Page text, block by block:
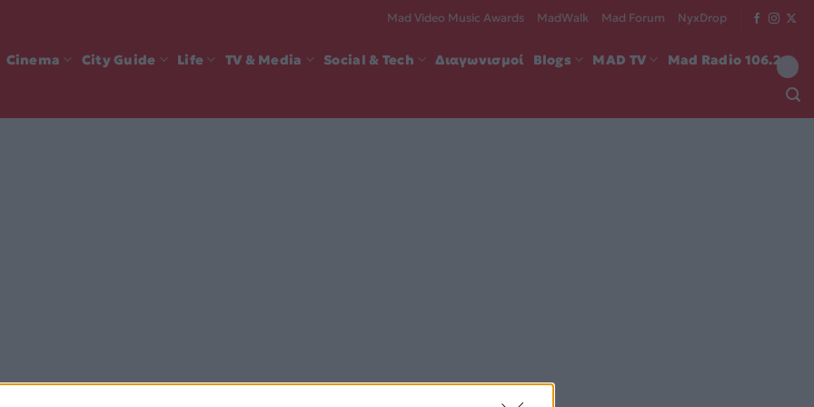
Mad Video Music Awards MadWalk Mad Forum NyxDrop
Cinema City Guide Life TV & Media Social & Tech Διαγωνισμοί Blogs MAD TV Mad Radio 106.2